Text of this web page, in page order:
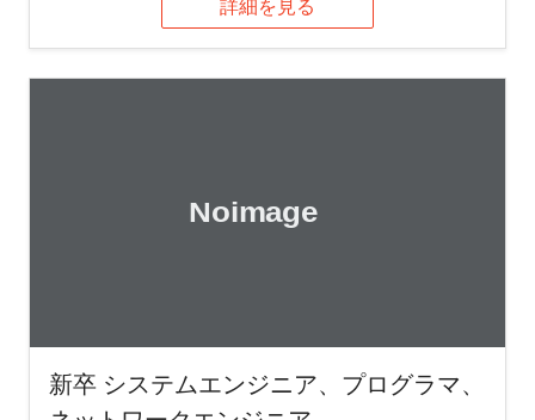
詳細を見る
新卒 システムエンジニア、プログラマ、